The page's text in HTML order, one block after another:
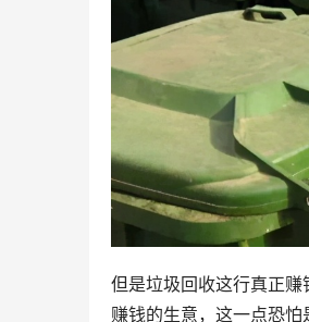
但是垃圾回收这行真正
赚钱的生意，这一点恐